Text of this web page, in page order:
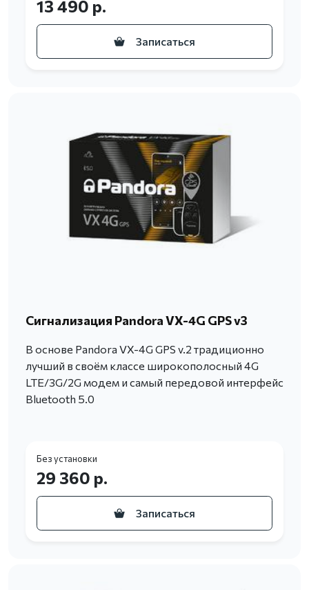
13 490 р.
Записаться
Сигнализация Pandora VX-4G GPS v3
В основе Pandora VX-4G GPS v.2 традиционно
лучший в своём классе широкополосный 4G
LTE/3G/2G модем и самый передовой интерфейс
Bluetooth 5.0
Без установки
29 360 р.
Записаться